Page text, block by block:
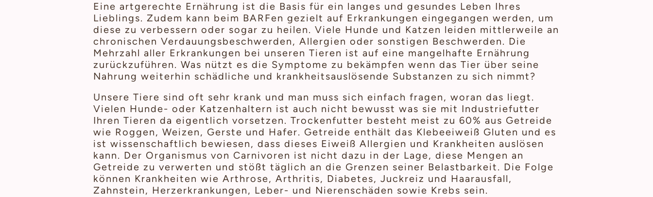
Eine artgerechte Ernährung ist die Basis für ein langes und gesundes Leben Ihres
Lieblings. Zudem kann beim BARFen gezielt auf Erkrankungen eingegangen werden, um
diese zu verbessern oder sogar zu heilen. Viele Hunde und Katzen leiden mittlerweile an
chronischen Verdauungsbeschwerden, Allergien oder sonstigen Beschwerden. Die
Mehrzahl aller Erkrankungen bei unseren Tieren ist auf eine mangelhafte Ernährung
zurückzuführen. Was nützt es die Symptome zu bekämpfen wenn das Tier über seine
Nahrung weiterhin schädliche und krankheitsauslösende Substanzen zu sich nimmt?
Unsere Tiere sind oft sehr krank und man muss sich einfach fragen, woran das liegt.
Vielen Hunde- oder Katzenhaltern ist auch nicht bewusst was sie mit Industriefutter
Ihren Tieren da eigentlich vorsetzen. Trockenfutter besteht meist zu 60% aus Getreide
wie Roggen, Weizen, Gerste und Hafer. Getreide enthält das Klebeeiweiß Gluten und es
ist wissenschaftlich bewiesen, dass dieses Eiweiß Allergien und Krankheiten auslösen
kann. Der Organismus von Carnivoren ist nicht dazu in der Lage, diese Mengen an
Getreide zu verwerten und stößt täglich an die Grenzen seiner Belastbarkeit. Die Folge
können Krankheiten wie Arthrose, Arthritis, Diabetes, Juckreiz und Haarausfall,
Zahnstein, Herzerkrankungen, Leber- und Nierenschäden sowie Krebs sein.